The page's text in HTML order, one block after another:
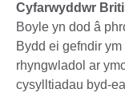
Cyfarwyddwr
Boyle yn dod â
Bydd ei gefndir
rhyngwladol ar
cysylltiadau byd-